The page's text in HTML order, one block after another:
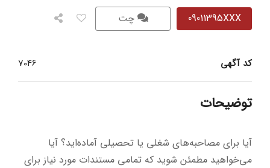
09011395XXX چت
کد آگهی 7046
توضیحات
آیا برای مصاحبه‌های شغلی یا تحصیلی آماده‌اید؟ آیا
می‌خواهید مطمئن شوید که تمامی مستندات مورد نیاز برای